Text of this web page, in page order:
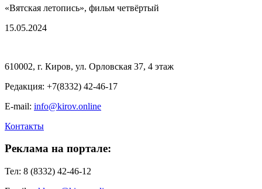
«Вятская летопись», фильм четвёртый
15.05.2024
610002, г. Киров, ул. Орловская 37, 4 этаж
Редакция: +7(8332) 42-46-17
E-mail: info@kirov.online
Контакты
Реклама на портале:
Тел: 8 (8332) 42-46-12